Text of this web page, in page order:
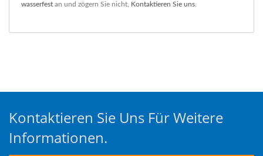
wasserfest an und zögern Sie nicht, Kontaktieren Sie uns
Kontaktieren Sie Uns Für Weitere
Informationen.